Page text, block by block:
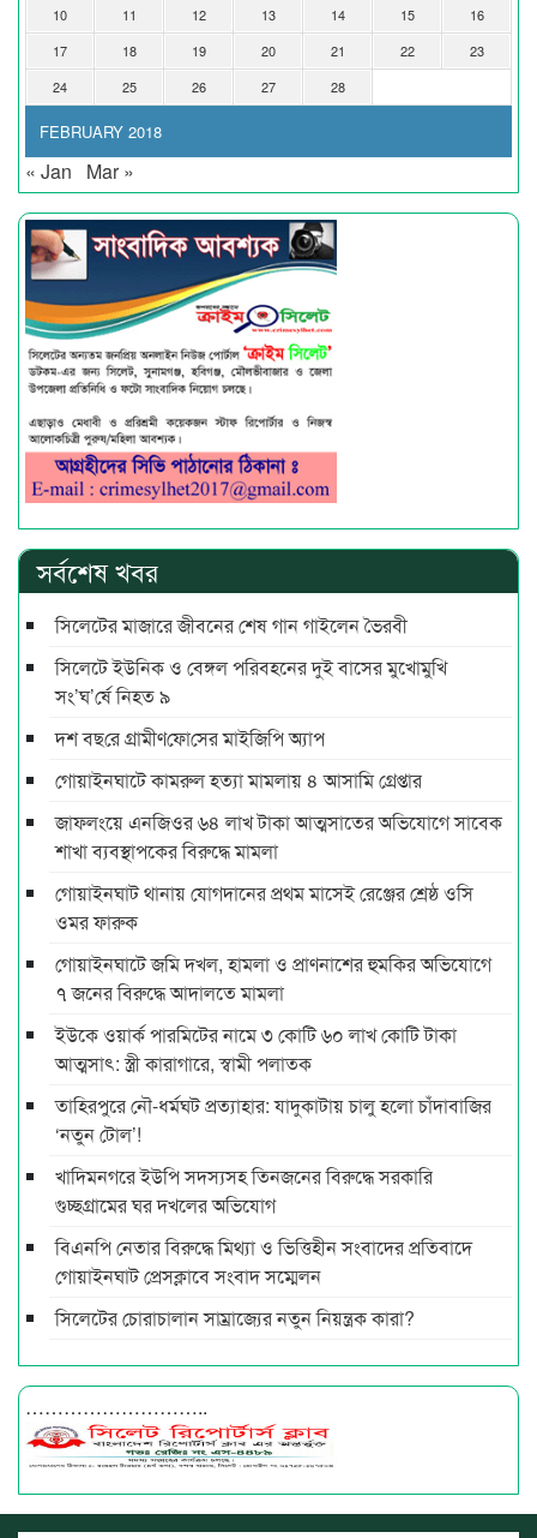
FEBRUARY 2018
10
11 12 13 14 15
16
17
18 19 20 21 22
23
24
25 26 27 28
« Jan Mar »
সর্বশেষ খবর
সিলেটের মাজারে জীবনের শেষ গান গাইলেন ভৈরবী
সিলেটে ইউনিক ও বেঙ্গল পরিবহনের দুই বাসের মুখোমুখি
সং’ঘ’র্ষে নিহত ৯
দশ বছ‌রে গ্রামীণ‌ফো‌সের মাইজিপি অ্যাপ
গোয়াইনঘাটে কামরুল হত্যা মামলায় ৪ আসামি গ্রেপ্তার
জাফলংয়ে এনজিওর ৬৪ লাখ টাকা আত্মসাতের অভিযোগে সাবেক
শাখা ব্যবস্থাপকের বিরুদ্ধে মামলা
গোয়াইনঘাট থানায় যোগদানের প্রথম মাসেই রেঞ্জের শ্রেষ্ঠ ওসি
ওমর ফারুক
গোয়াইনঘাটে জমি দখল, হামলা ও প্রাণনাশের হুমকির অভিযোগে
৭ জনের বিরুদ্ধে আদালতে মামলা
ইউকে ওয়ার্ক পারমিটের নামে ৩ কোটি ৬০ লাখ কোটি টাকা
আত্মসাৎ: স্ত্রী কারাগারে, স্বামী পলাতক
তাহিরপুরে নৌ-ধর্মঘট প্রত্যাহার: যাদুকাটায় চালু হলো চাঁদাবাজির
‘নতুন টোল’!
খাদিমনগরে ইউপি সদস্যসহ তিনজনের বিরুদ্ধে সরকারি
গুচ্ছগ্রামের ঘর দখলের অভিযোগ
বিএনপি নেতার বিরুদ্ধে মিথ্যা ও ভিত্তিহীন সংবাদের প্রতিবাদে
গোয়াইনঘাট প্রেসক্লাবে সংবাদ সম্মেলন
সিলেটের চোরাচালান সাম্রাজ্যের নতুন নিয়ন্ত্রক কারা?
………………………..